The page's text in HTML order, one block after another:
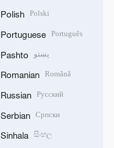
Polish Polski
Portuguese Português
Pashto پښتو
Romanian Română
Russian Русский
Serbian Српски
Sinhala සිංහල